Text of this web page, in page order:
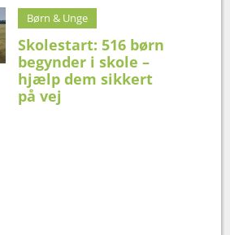
Børn & Unge
Skolestart: 516 børn
begynder i skole –
hjælp dem sikkert
på vej